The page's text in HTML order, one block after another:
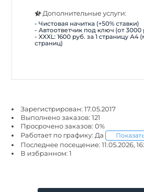
Дополнительные услуги:
- Чистовая начитка (+50% ставки)
- Автоответчик под ключ (от 3000
- XXXL: 1600 руб. за 1 страницу А4
страниц)
Зарегистрирован: 17.05.2017
Выполнено заказов: 121
Просрочено заказов: 0%
Работает по графику: Да
Последнее посещение: 11.05.2026,
В избранном: 1